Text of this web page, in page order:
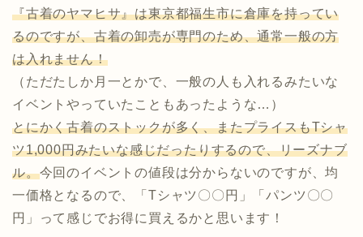
『古着のヤマヒサ』は東京都福生市に倉庫を持ってい
るのですが、古着の卸売が専門のため、通常一般の方
は入れません！
（ただたしか月一とかで、一般の人も入れるみたいな
イベントやっていたこともあったような…）
とにかく古着のストックが多く、またプライスもTシャ
ツ1,000円みたいな感じだったりするので、リーズナブ
ル。今回のイベントの値段は分からないのですが、均
一価格となるので、「Tシャツ〇〇円」「パンツ〇〇
円」って感じでお得に買えるかと思います！